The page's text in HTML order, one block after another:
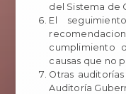
del Sistema de
El
cumplimiento
causas que no
Otras
Auditoría